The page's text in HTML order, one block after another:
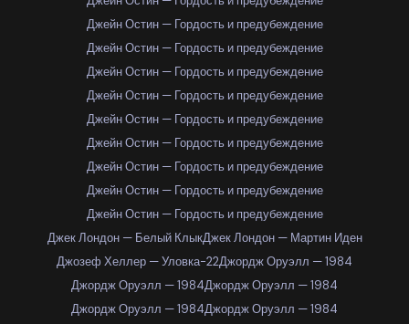
Джейн Остин — Гордость и предубеждение
Джейн Остин — Гордость и предубеждение
Джейн Остин — Гордость и предубеждение
Джейн Остин — Гордость и предубеждение
Джейн Остин — Гордость и предубеждение
Джейн Остин — Гордость и предубеждение
Джейн Остин — Гордость и предубеждение
Джейн Остин — Гордость и предубеждение
Джейн Остин — Гордость и предубеждение
Джек Лондон — Белый КлыкДжек Лондон — Мартин Иден
Джозеф Хеллер — Уловка-22Джордж Оруэлл — 1984
Джордж Оруэлл — 1984Джордж Оруэлл — 1984
Джордж Оруэлл — 1984Джордж Оруэлл — 1984